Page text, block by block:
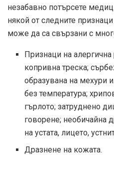
незабавно потърсете
някой от следните
може да са свързани с
Признаци на
копривна треска;
образувана на мехури
без температура;
гърлото; затруднено
говорене; необичайна
на устата, лицето,
Дразнене на кожата.